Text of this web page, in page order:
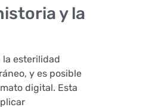
y la
la esterilidad
y es posible
digital. Esta